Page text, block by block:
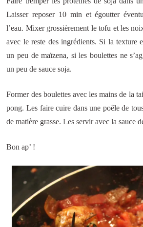
Laisser reposer 10 min et égoutter
l’eau. Mixer grossièrement le tofu et les
avec le reste des ingrédients. Si la texture
un peu de maïzena, si les boulettes ne
un peu de sauce soja.
Former des boulettes avec les mains de la
pong. Les faire cuire dans une poêle de
de matière grasse. Les servir avec la sauce
Bon ap’ !